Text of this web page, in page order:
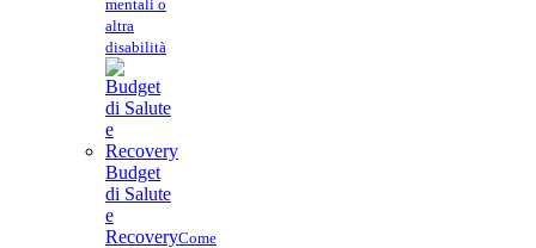
mentali o
altra
disabilità
Budget
di Salute
e
RecoveryCome